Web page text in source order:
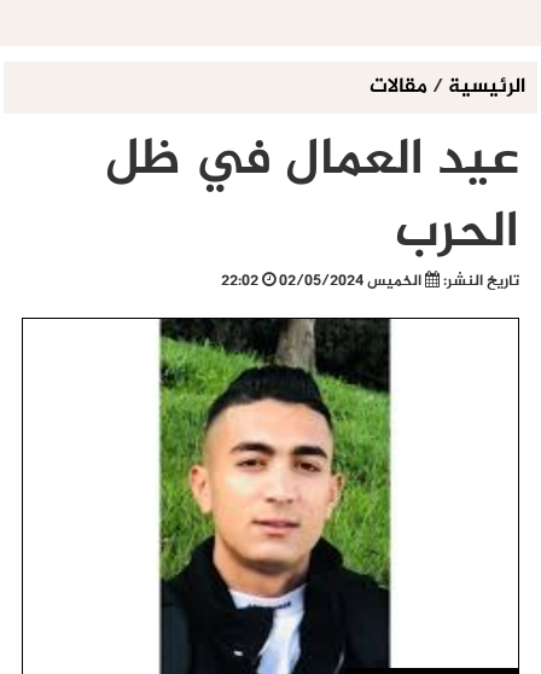
الرئيسية/ مقالات
عيد العمال في ظل
الحرب
تاريخ النشر: الخميس 02/05/2024